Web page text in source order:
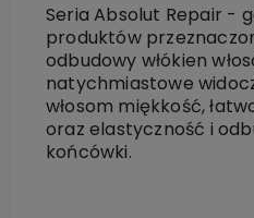
Seria Absolut Repair -
produktów
odbudowy włókien
natychmiastowe
włosom miękkość,
oraz elastyczność i
końcówki.